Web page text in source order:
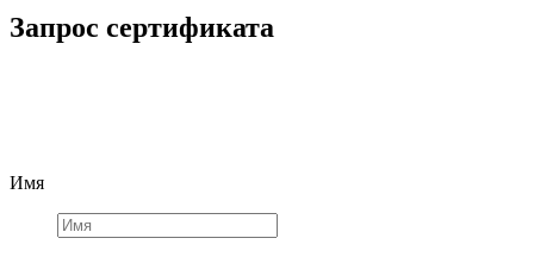
Запрос сертификата
Имя